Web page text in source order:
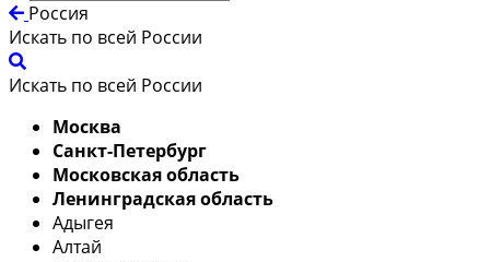
Россия
Искать по всей России
Искать по всей России
Москва
Санкт-Петербург
Московская область
Ленинградская область
Адыгея
Алтай